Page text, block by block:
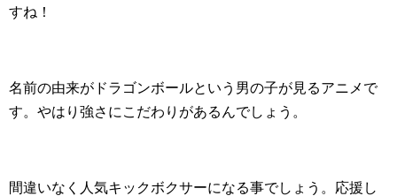
すね！
名前の由来がドラゴンボールという男の子が見るアニメで
す。やはり強さにこだわりがあるんでしょう。
間違いなく人気キックボクサーになる事でしょう。応援し